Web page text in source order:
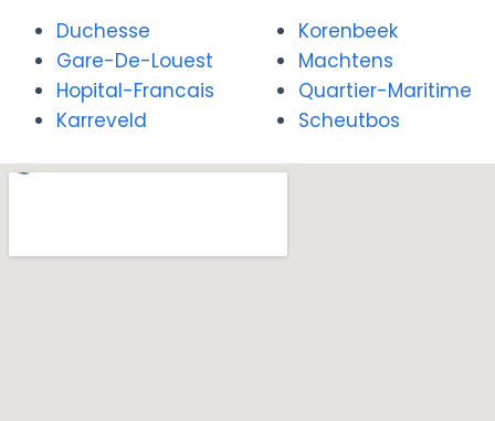
Duchesse
Gare-De-Louest
Hopital-Francais
Karreveld
Korenbeek
Machtens
Quartier-Maritime
Scheutbos